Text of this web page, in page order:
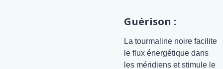
Guérison :
La tourmaline noire facilite
le flux énergétique dans
les méridiens et stimule le